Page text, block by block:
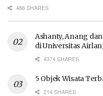
486 SHARES
Ashanty, Anang
di Universitas
4374 SHARES
5 Objek Wisata
214 SHARES